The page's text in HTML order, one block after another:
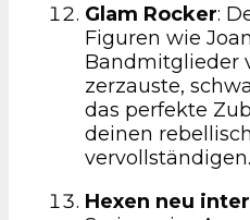
Glam Rocker:
Figuren wie
Bandmitglieder
zerzauste,
das perfekte
deinen
vervollständigen.
Hexen neu